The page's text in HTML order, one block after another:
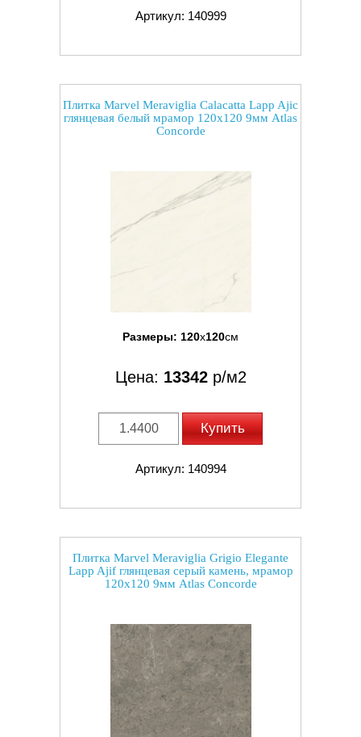
Артикул: 140999
Плитка Marvel Meraviglia Calacatta Lapp Ajic
глянцевая белый мрамор 120x120 9мм Atlas
Concorde
Размеры: 120x120см
Цена: 13342р/м2
Купить
Артикул: 140994
Плитка Marvel Meraviglia Grigio Elegante
Lapp Ajif глянцевая серый камень, мрамор
120x120 9мм Atlas Concorde